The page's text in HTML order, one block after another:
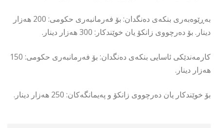
بەڕێوەبەری بنکەی دەنگدان: بۆ فەرمانبەری حکومی: 200 هەزار
دینار. بۆ دەرچووی زانکۆ یان خوێندکار: 300 هەزار دینار.
کارمەندێکی ئاسایی بنکەی دەنگدان: بۆ فەرمانبەری حکومی: 150
هەزار دینار.
بۆ خوێندکار یان دەرچووی زانکۆ و پەیمانگەکان: 250 هەزار دینار.